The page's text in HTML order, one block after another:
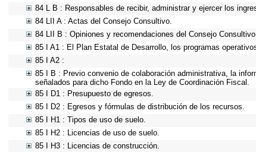
84 L B : Responsables de recibir, administrar y ejercer los
84 LII A : Actas del Consejo Consultivo.
84 LII B : Opiniones y recomendaciones del Consejo
85 I A1 : El Plan Estatal de Desarrollo, los programas
85 I A2 :
85 I B : Previo convenio de colaboración administrativa, la
señalados para dicho Fondo en la Ley de Coordinación Fiscal.
85 I D1 : Presupuesto de egresos.
85 I D2 : Egresos y fórmulas de distribución de los recursos.
85 I H1 : Tipos de uso de suelo.
85 I H2 : Licencias de uso de suelo.
85 I H3 : Licencias de construcción.